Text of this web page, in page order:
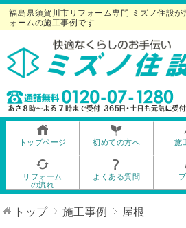
福島県須賀川市リフォーム専門 ミズノ住設が
ォームの施工事例です
トップページ 初めての方へ 施
リフォーム
の流れ
よくある質問
トップ 施工事例 屋根